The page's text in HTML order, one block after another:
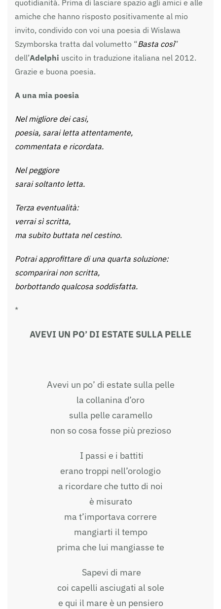
quotidianità. Prima di lasciare spazio agli amici e alle
amiche che hanno risposto positivamente al mio
invito, condivido con voi una poesia di Wislawa
Szymborska tratta dal volumetto “Basta così”
dell’Adelphi uscito in traduzione italiana nel 2012.
Grazie e buona poesia.
A una mia poesia
Nel migliore dei casi,
poesia, sarai letta attentamente,
commentata e ricordata.
Nel peggiore
sarai soltanto letta.
Terza eventualità:
verrai sì scritta,
ma subito buttata nel cestino.
Potrai approfittare di una quarta soluzione:
scomparirai non scritta,
borbottando qualcosa soddisfatta.
*
AVEVI UN PO’ DI ESTATE SULLA PELLE
Avevi un po’ di estate sulla pelle
la collanina d’oro
sulla pelle caramello
non so cosa fosse più prezioso
I passi e i battiti
erano troppi nell’orologio
a ricordare che tutto di noi
è misurato
ma t’importava correre
mangiarti il tempo
prima che lui mangiasse te
Sapevi di mare
coi capelli asciugati al sole
e qui il mare è un pensiero